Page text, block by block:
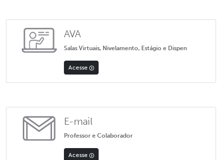
AVA
Salas Virtuais, Nivelamento, Estágio e Dispen
Acesse
E-mail
Professor e Colaborador
Acesse